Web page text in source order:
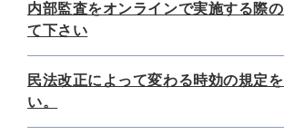
内部監査をオンラインで実施する際
て下さい
民法改正によって変わる時効の規定
い。